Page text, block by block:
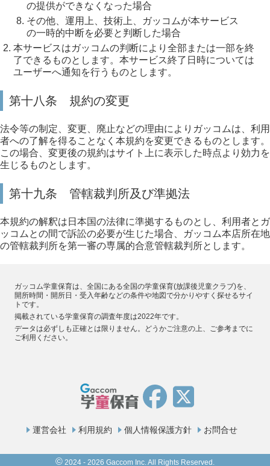
の提供ができなくなった場合
その他、運用上、技術上、ガッコムが本サービス
の一時的中断を必要と判断した場合
本サービスはガッコムの判断により全部または一部を終
了できるものとします。本サービス終了日時については
ユーザーへ通知を行うものとします。
第十八条 規約の変更
法令等の制定、変更、廃止などの理由によりガッコムは、利用
者への了解を得ることなく本規約を変更できるものとします。
この場合、変更後の規約はサイト上に表示した時点より効力を
生じるものとします。
第十九条 管轄裁判所及び準拠法
本規約の解釈は日本国の法律に準拠するものとし、利用者とガ
ッコムとの間で訴訟の必要が生じた場合、ガッコム本店所在地
の管轄裁判所を第一審の専属的合意管轄裁判所とします。
ガッコム学童保育は、全国にある全国の学童保育(放課後児童クラブ)を、
開所時間・開所日・受入年齢などの条件や地図で分かりやすく探せるサイ
トです。
掲載されている学童保育の調査年度は2022年です。
データは必ずしも正確とは限りません。どうかご注意の上、ご参考までに
ご利用ください。
運営会社 利用規約 個人情報保護方針 お問合せ
© 2024 - 2026 Gaccom Inc. All Rights Reserved.